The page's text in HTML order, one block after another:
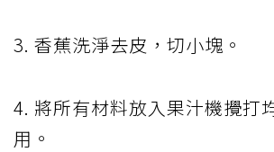
3. 香蕉洗淨去皮，切小塊。
4. 將所有材料放入果汁機攪打
用。